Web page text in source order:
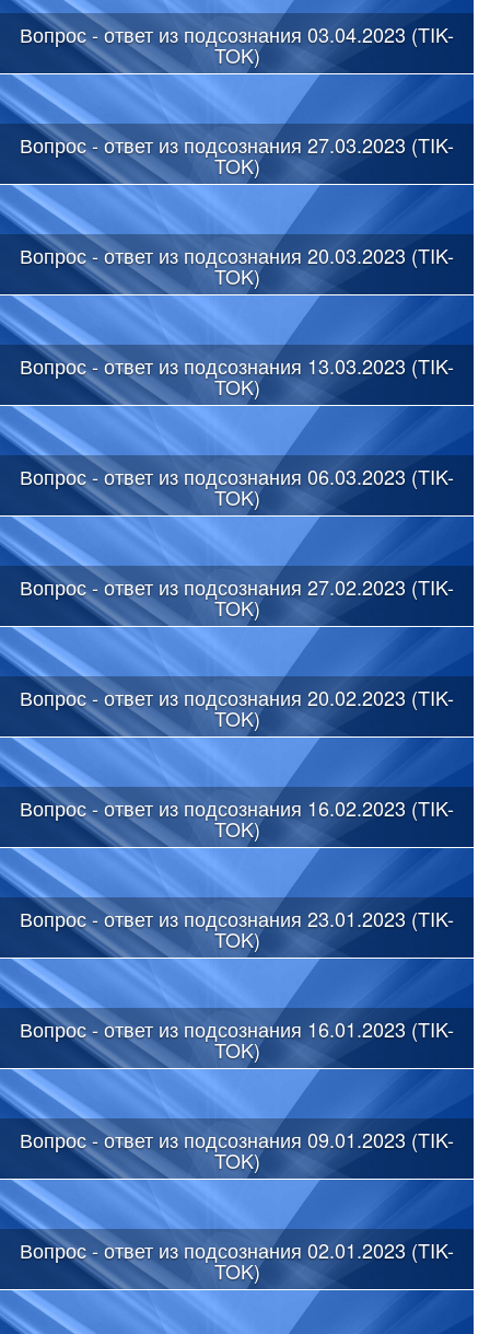
Вопрос - ответ из подсознания 03.04.2023 (TIK-
TOK)
Вопрос - ответ из подсознания 27.03.2023 (TIK-
TOK)
Вопрос - ответ из подсознания 20.03.2023 (TIK-
TOK)
Вопрос - ответ из подсознания 13.03.2023 (TIK-
TOK)
Вопрос - ответ из подсознания 06.03.2023 (TIK-
TOK)
Вопрос - ответ из подсознания 27.02.2023 (TIK-
TOK)
Вопрос - ответ из подсознания 20.02.2023 (TIK-
TOK)
Вопрос - ответ из подсознания 16.02.2023 (TIK-
TOK)
Вопрос - ответ из подсознания 23.01.2023 (TIK-
TOK)
Вопрос - ответ из подсознания 16.01.2023 (TIK-
TOK)
Вопрос - ответ из подсознания 09.01.2023 (TIK-
TOK)
Вопрос - ответ из подсознания 02.01.2023 (TIK-
TOK)